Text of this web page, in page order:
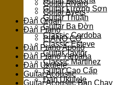
Guitar Lương Sơn
Guitar Thuận
Guitar Ba Đờn
Classic Cordoba
Classic Esteve
Guitar Taylor
Classic Martinez
Guitar Cao Cấp
Đàn Ukulele
Guitar Alvaro
Guitar Ayers
Đàn Organ
Đàn Piano
PIANO CƠ
Đàn Piano Apollo
Đàn Piano Yamaha
Đàn Ukulele
Guitar Acoustic
Guitar Acoustic Bán Chạy